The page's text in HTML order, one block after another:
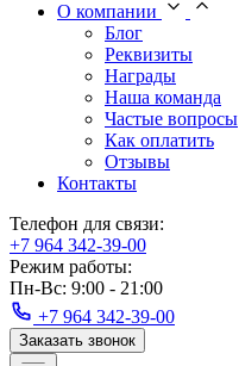
О компании
Блог
Реквизиты
Награды
Наша команда
Частые вопросы
Как оплатить
Отзывы
Контакты
Телефон для связи:
+7 964 342-39-00
Режим работы:
Пн-Вс: 9:00 - 21:00
+7 964 342-39-00
Заказать звонок